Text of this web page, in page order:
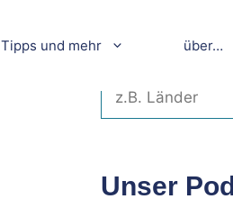
Tipps und mehr über…
Unser